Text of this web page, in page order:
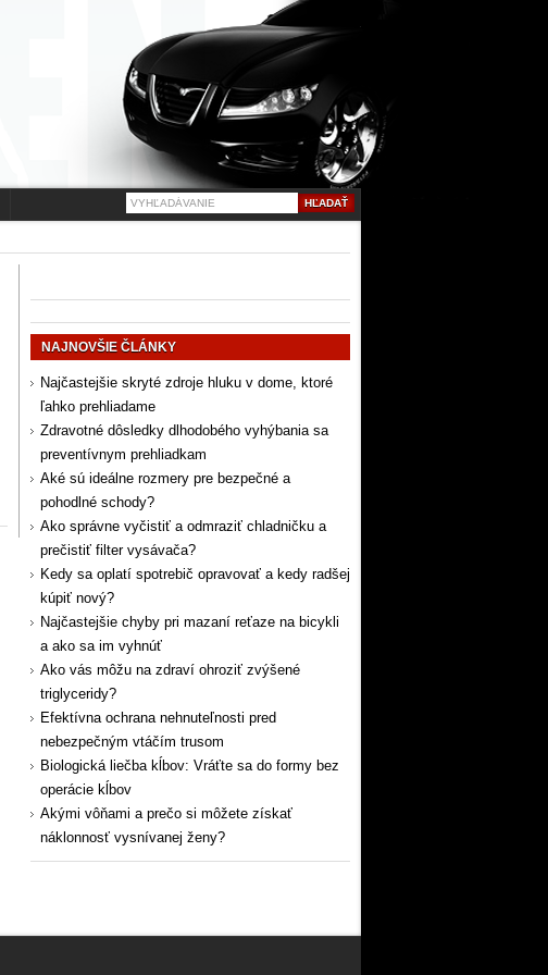
NAJNOVŠIE ČLÁNKY
Najčastejšie skryté zdroje hluku v dome, ktoré
ľahko prehliadame
Zdravotné dôsledky dlhodobého vyhýbania sa
preventívnym prehliadkam
Aké sú ideálne rozmery pre bezpečné a
pohodlné schody?
Ako správne vyčistiť a odmraziť chladničku a
prečistiť filter vysávača?
Kedy sa oplatí spotrebič opravovať a kedy radšej
kúpiť nový?
Najčastejšie chyby pri mazaní reťaze na bicykli
a ako sa im vyhnúť
Ako vás môžu na zdraví ohroziť zvýšené
triglyceridy?
Efektívna ochrana nehnuteľnosti pred
nebezpečným vtáčím trusom
Biologická liečba kĺbov: Vráťte sa do formy bez
operácie kĺbov
Akými vôňami a prečo si môžete získať
náklonnosť vysnívanej ženy?